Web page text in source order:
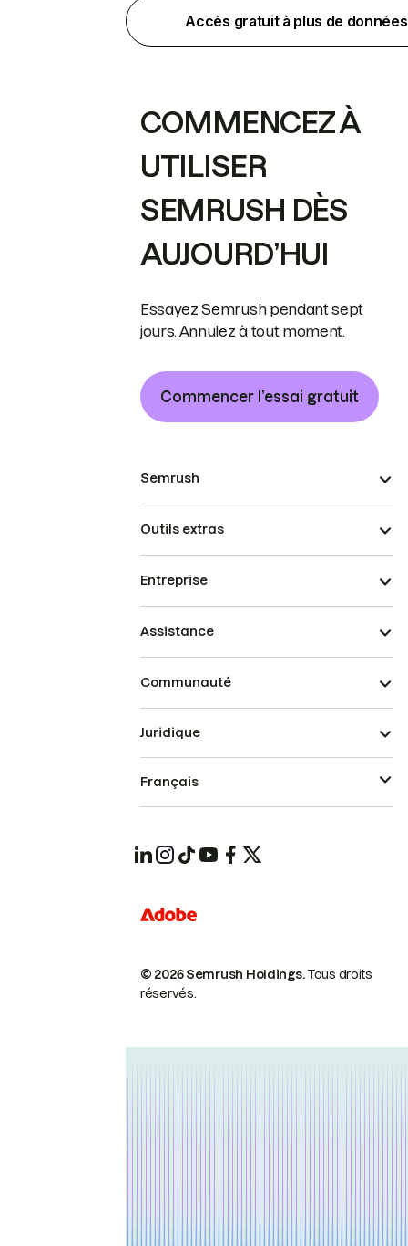
Accès gratuit à plus de données
COMMENCEZ À
UTILISER
SEMRUSH DÈS
AUJOURD’HUI
Essayez Semrush pendant sept
jours. Annulez à tout moment.
Commencer l’essai gratuit
Semrush
Outils extras
Entreprise
Assistance
Communauté
© 2026 Semrush Holdings.Tous droits
réservés.
Juridique
Français